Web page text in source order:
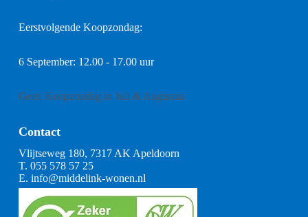
Eerstvolgende Koopzondag:
6 September: 12.00 - 17.00 uur
Geen Koopzondag in Juli & Augustus
Contact
Vlijtseweg 180, 7317 AK Apeldoorn
T. 055 578 57 25
E. info@middelink-wonen.nl